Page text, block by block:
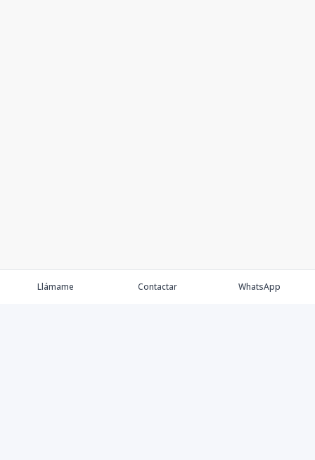
Llámame Contactar WhatsApp